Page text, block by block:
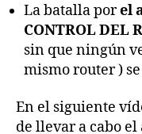
La batalla porel
CONTROL DEL
sin que ningún
mismo router )
En el siguiente
de llevar a cabo